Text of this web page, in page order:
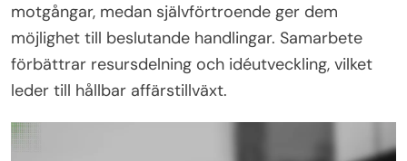
motgångar, medan självförtroende ger dem
möjlighet till beslutande handlingar. Samarbete
förbättrar resursdelning och idéutveckling, vilket
leder till hållbar affärstillväxt.